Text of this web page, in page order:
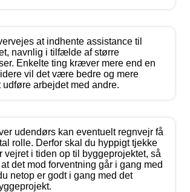
at indhente assistance til
navnlig i tilfælde af større
Enkelte ting kræver mere end en
vil det være bedre og mere
udføre arbejdet med andre.
udendørs kan eventuelt regnvejr få
rolle. Derfor skal du hyppigt tjekke
vejret i tiden op til byggeprojektet, så
det mod forventning går i gang med
netop er godt i gang med det